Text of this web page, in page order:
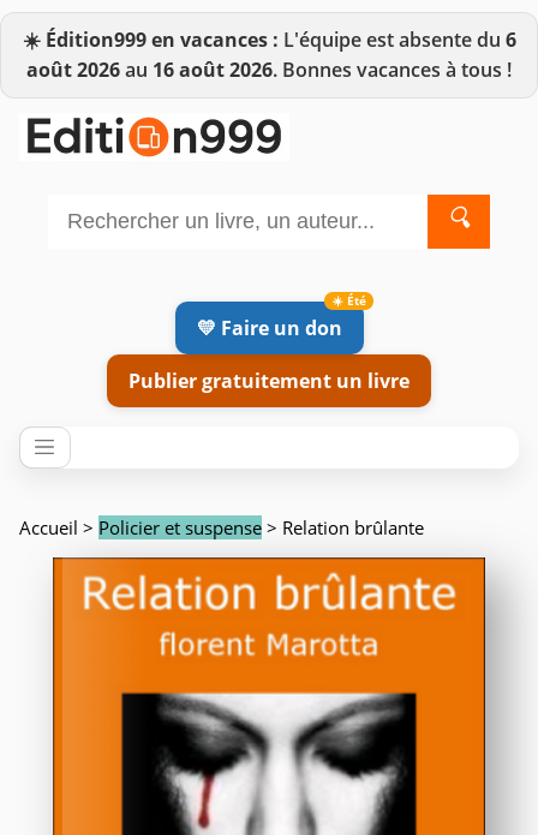
☀️ Édition999 en vacances : L'équipe est absente du 6
août 2026au 16 août 2026. Bonnes vacances à tous !
🔍
💛 Faire un don
Publier gratuitement un livre
Accueil > Policier et suspense > Relation brûlante